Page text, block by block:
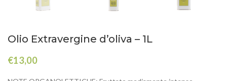
Olio Extravergine d’oliva – 1L
€13,00